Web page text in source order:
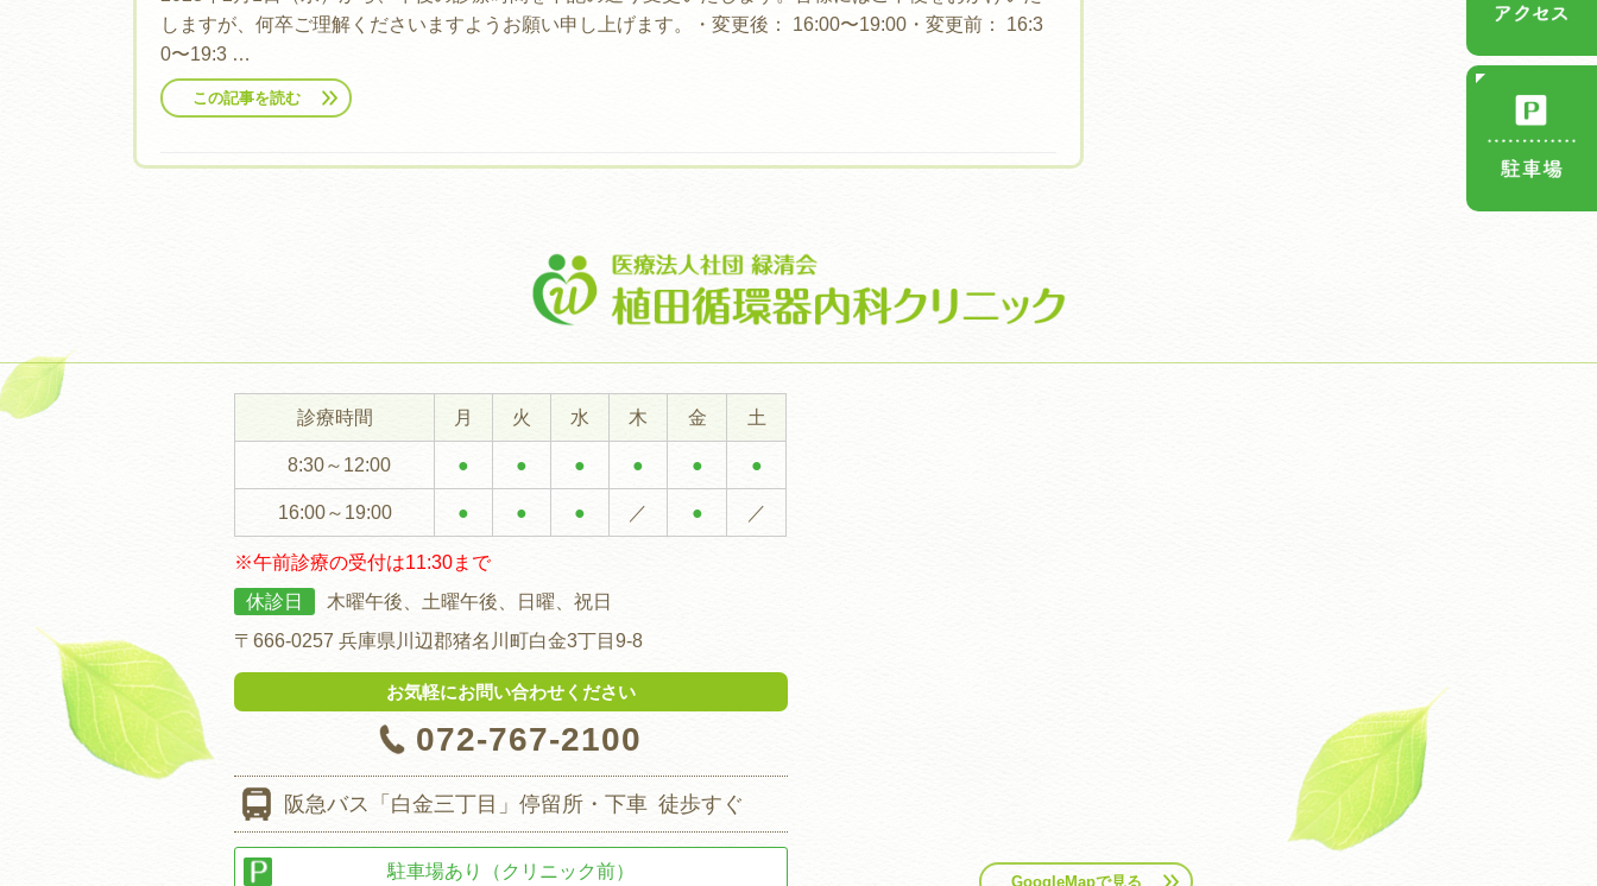
しますが、何卒ご理解くださいますようお願い申し上げます。・変更後： 16:00〜19:00・変更前： 16:3
0〜19:3 …
この記事を読む
診療時間 月 火 水 木 金 土
8:30～12:00 ● ● ● ● ● ●
16:00～19:00 ● ● ● ／ ● ／
※午前診療の受付は11:30まで
休診日
木曜午後、土曜午後、日曜、祝日
〒666-0257 兵庫県川辺郡猪名川町白金3丁目9-8
お気軽にお問い合わせください
072-767-2100
阪急バス 「白金三丁目」停留所・下車 徒歩すぐ
駐車場あり（クリニック前）
GoogleMapで見る